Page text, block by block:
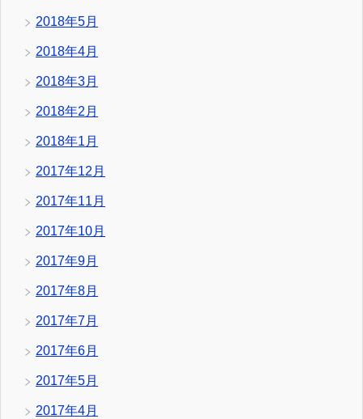
2018年5月
2018年4月
2018年3月
2018年2月
2018年1月
2017年12月
2017年11月
2017年10月
2017年9月
2017年8月
2017年7月
2017年6月
2017年5月
2017年4月